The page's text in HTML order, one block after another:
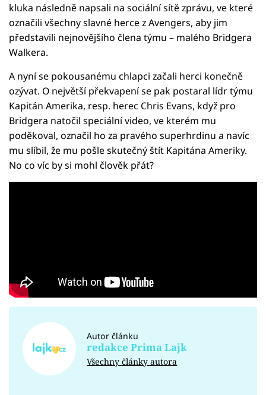
kluka následně napsali na sociální sítě zprávu, ve které
označili všechny slavné herce z Avengers, aby jim
představili nejnovějšího člena týmu – malého Bridgera
Walkera.
A nyní se pokousanému chlapci začali herci konečně
ozývat. O největší překvapení se pak postaral lídr týmu
Kapitán Amerika, resp. herec Chris Evans, když pro
Bridgera natočil speciální video, ve kterém mu
poděkoval, označil ho za pravého superhrdinu a navíc
mu slíbil, že mu pošle skutečný štít Kapitána Ameriky.
No co víc by si mohl člověk přát?
Autor článku
redakce Prima Lajk
Všechny články autora